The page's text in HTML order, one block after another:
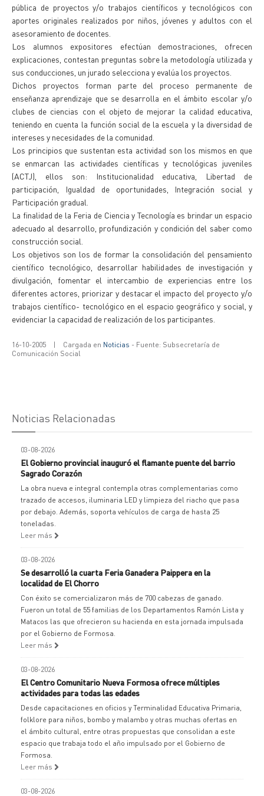
pública de proyectos y/o trabajos científicos y tecnológicos con
aportes originales realizados por niños, jóvenes y adultos con el
asesoramiento de docentes.
Los alumnos expositores efectúan demostraciones, ofrecen
explicaciones, contestan preguntas sobre la metodología utilizada y
sus conducciones, un jurado selecciona y evalúa los proyectos.
Dichos proyectos forman parte del proceso permanente de
enseñanza aprendizaje que se desarrolla en el ámbito escolar y/o
clubes de ciencias con el objeto de mejorar la calidad educativa,
teniendo en cuenta la función social de la escuela y la diversidad de
intereses y necesidades de la comunidad.
Los principios que sustentan esta actividad son los mismos en que
se enmarcan las actividades científicas y tecnológicas juveniles
(ACTJ), ellos son: Institucionalidad educativa, Libertad de
participación, Igualdad de oportunidades, Integración social y
Participación gradual.
La finalidad de la Feria de Ciencia y Tecnología es brindar un espacio
adecuado al desarrollo, profundización y condición del saber como
construcción social.
Los objetivos son los de formar la consolidación del pensamiento
científico tecnológico, desarrollar habilidades de investigación y
divulgación, fomentar el intercambio de experiencias entre los
diferentes actores, priorizar y destacar el impacto del proyecto y/o
trabajos científico- tecnológico en el espacio geográfico y social, y
evidenciar la capacidad de realización de los participantes.
16-10-2005 | Cargada en Noticias - Fuente: Subsecretaría de
Comunicación Social
Noticias Relacionadas
03-08-2026
El Gobierno provincial inauguró el flamante puente del barrio
Sagrado Corazón
La obra nueva e integral contempla otras complementarias como
trazado de accesos, iluminaria LED y limpieza del riacho que pasa
por debajo. Además, soporta vehículos de carga de hasta 25
toneladas.
Leer más
03-08-2026
Se desarrolló la cuarta Feria Ganadera Paippera en la
localidad de El Chorro
Con éxito se comercializaron más de 700 cabezas de ganado.
Fueron un total de 55 familias de los Departamentos Ramón Lista y
Matacos las que ofrecieron su hacienda en esta jornada impulsada
por el Gobierno de Formosa.
Leer más
03-08-2026
El Centro Comunitario Nueva Formosa ofrece múltiples
actividades para todas las edades
Desde capacitaciones en oficios y Terminalidad Educativa Primaria,
folklore para niños, bombo y malambo y otras muchas ofertas en
el ámbito cultural, entre otras propuestas que consolidan a este
espacio que trabaja todo el año impulsado por el Gobierno de
Formosa.
Leer más
03-08-2026